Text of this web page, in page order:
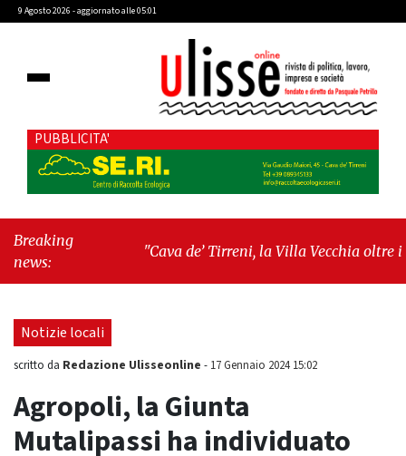
9 Agosto 2026 - aggiornato alle 05:01
PUBBLICITA'
Breaking
news:
"Cava de’ Tirreni, la Villa Vecchia oltre i
seduta consiliare: “Serve chiarezza!”"
Notizie locali
scritto da Redazione Ulisseonline - 17 Gennaio 2024 15:02
Agropoli, la Giunta
Mutalipassi ha individuato